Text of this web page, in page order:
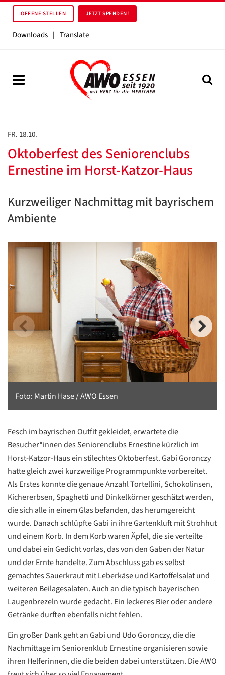
OFFENE STELLEN JETZT SPENDEN!
Downloads | Translate
FR. 18.10.
Oktoberfest des Seniorenclubs
Ernestine im Horst-Katzor-Haus
Kurzweiliger Nachmittag mit bayrischem
Ambiente
Foto: Martin Hase / AWO Essen
Fesch im bayrischen Outfit gekleidet, erwartete die
Besucher*innen des Seniorenclubs Ernestine kürzlich im
Horst-Katzor-Haus ein stilechtes Oktoberfest. Gabi Goronczy
hatte gleich zwei kurzweilige Programmpunkte vorbereitet.
Als Erstes konnte die genaue Anzahl Tortellini, Schokolinsen,
Kichererbsen, Spaghetti und Dinkelkörner geschätzt werden,
die sich alle in einem Glas befanden, das herumgereicht
wurde. Danach schlüpfte Gabi in ihre Gartenkluft mit Strohhut
und einem Korb. In dem Korb waren Äpfel, die sie verteilte
und dabei ein Gedicht vorlas, das von den Gaben der Natur
und der Ernte handelte. Zum Abschluss gab es selbst
gemachtes Sauerkraut mit Leberkäse und Kartoffelsalat und
weiteren Beilagesalaten. Auch an die typisch bayerischen
Laugenbrezeln wurde gedacht. Ein leckeres Bier oder andere
Getränke durften ebenfalls nicht fehlen.
Ein großer Dank geht an Gabi und Udo Goronczy, die die
Nachmittage im Seniorenklub Ernestine organisieren sowie
ihren Helferinnen, die die beiden dabei unterstützen. Die AWO
Datenschutzerklärung
Datenschutzerklärung